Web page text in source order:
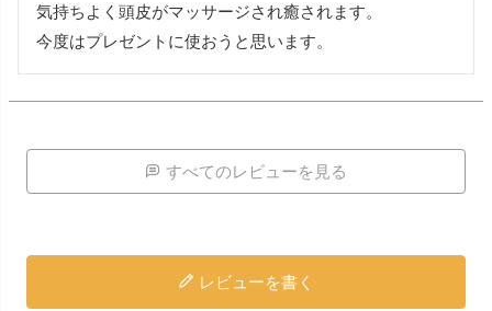
気持ちよく頭皮がマッサージされ癒されます。
今度はプレゼントに使おうと思います。
すべてのレビューを見る
レビューを書く